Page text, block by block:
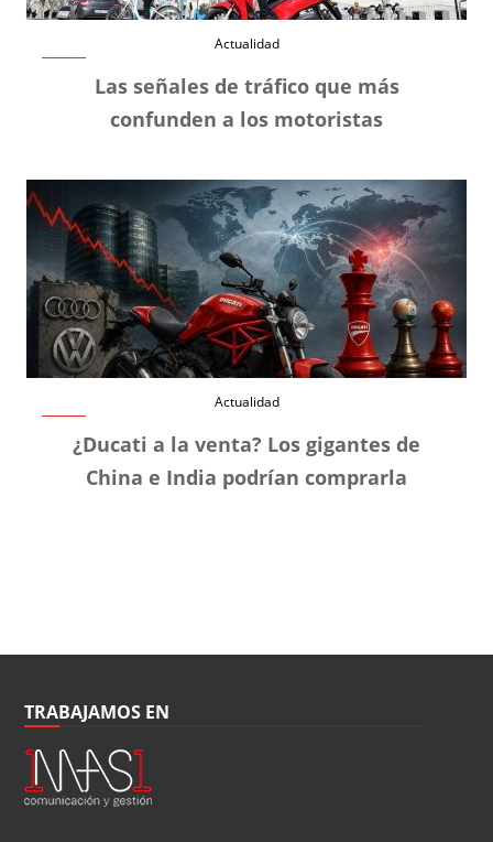
Actualidad
Las señales de tráfico que más
confunden a los motoristas
Actualidad
¿Ducati a la venta? Los gigantes de
China e India podrían comprarla
TRABAJAMOS EN